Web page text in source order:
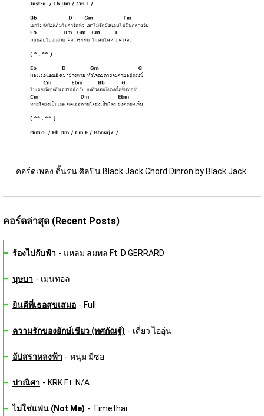
คอร์ดเพลง ดิ้นรน ศิลปิน Black Jack Chord Dinron by Black Jack
คอร์ดล่าสุด (Recent Posts)
ร้องไปกับฟ้า - แหลม สมพล Ft. D GERRARD
บุษบา - เมนทอล
ยินดีที่เธอสุขเสมอ - Full
ความรักของยักษ์เขียว (ทศกัณฐ์) - เดี่ยว ไออุ่น
อัปสราหลงฟ้า - หนุ่ม มีซอ
ปาณิศา - KRK Ft. N/A
ไม่ใช่แฟน (Not Me) - Timethai